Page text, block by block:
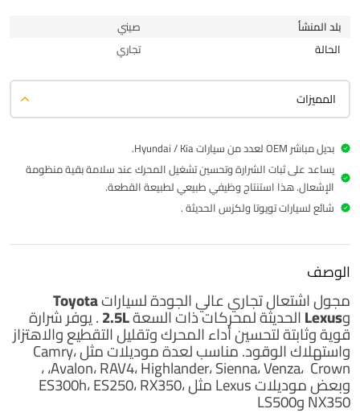
بلد المنشأ
صيني
الحالة
تجاري
المميزات
بديل مباشر OEM لعدد من سيارات Hyundai / Kia.
يساعد على ثبات الشرارة وتحسين تشغيل المحرك عند سلامة بقية منظومة
الإشعال. هذا استنتاج وظيفي طبيعي لطبيعة القطعة.
شائع لسيارات تويوتا ولكزس الحديثة .
الوصف
مجول اشتعالتجاريعالي الجودة لسياراتToyota
وLexus الحديثة لمحركات ذات السعة2.5L. يوفر شرارة
قوية وثابتة لتحسين أداء المحرك وتقليل التقطيع والاهتزاز
واستهلاك الوقود. مناسب لعدة موديلات مثل Camry،
Avalon، RAV4، Highlander، Sienna، Venza، Crown، ،
وبعض موديلات Lexus مثل ES300h، ES250، RX350،
NX350 وLS500